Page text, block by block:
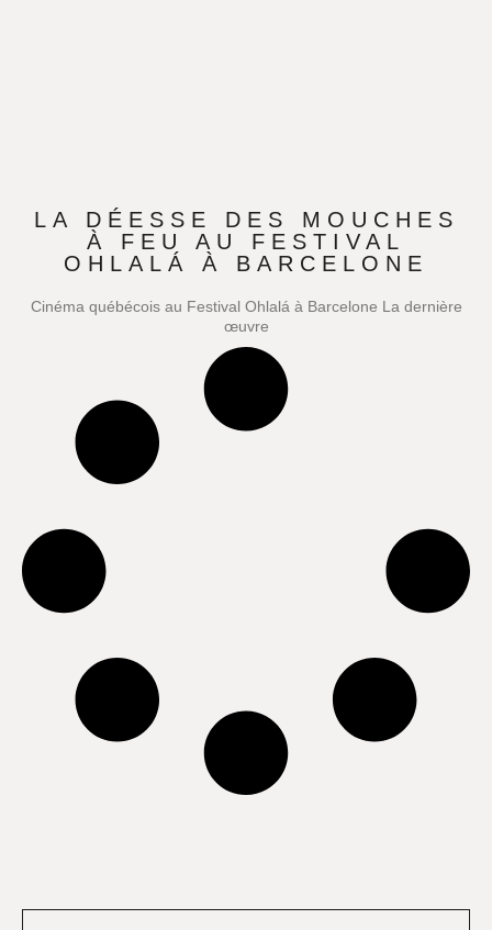
LA DÉESSE DES MOUCHES
À FEU AU FESTIVAL
OHLALÁ À BARCELONE
Cinéma québécois au Festival Ohlalá à Barcelone La dernière
œuvre